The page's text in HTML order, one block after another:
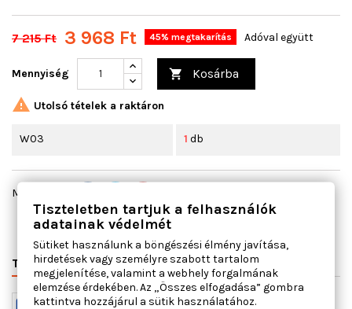
7 215 Ft 3 968 Ft 45% megtakarítás Adóval együtt
Mennyiség  Kosárba
 Utolsó tételek a raktáron
W03 1 db
Megosztás
TERMÉK RÉSZLETEI VÁLTÓSZÁMOK MIHEZ JÓ
Tiszteletben tartjuk a felhasználók
adatainak védelmét
Sütiket használunk a böngészési élmény javítása,
hirdetések vagy személyre szabott tartalom
megjelenítése, valamint a webhely forgalmának
elemzése érdekében. Az „Összes elfogadása” gombra
kattintva hozzájárul a sütik használatához.